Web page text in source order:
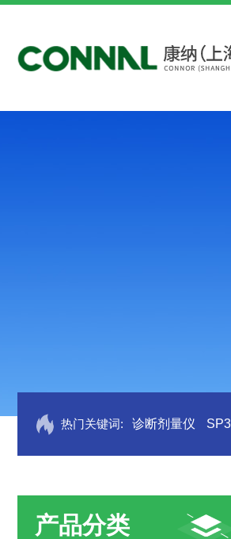
热门关键词: 诊断剂量仪
产品分类